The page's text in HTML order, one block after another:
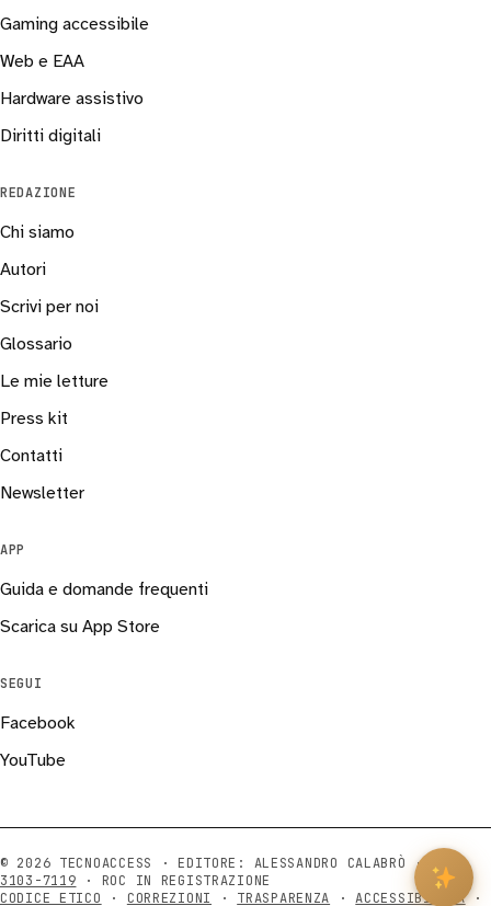
Gaming accessibile
Web e EAA
Hardware assistivo
Diritti digitali
REDAZIONE
Chi siamo
Autori
Scrivi per noi
Glossario
Le mie letture
Press kit
Contatti
Newsletter
APP
Guida e domande frequenti
Scarica su App Store
SEGUI
Facebook
YouTube
© 2026 TECNOACCESS · EDITORE: ALESSANDRO CALABRÒ ·
ISSN
3103-7119 · ROC IN REGISTRAZIONE
CODICE ETICO
· CORREZIONI · TRASPARENZA ·ACCESSIBILITÀ·